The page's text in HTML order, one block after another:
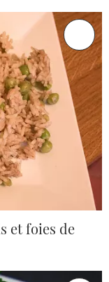
et foies de